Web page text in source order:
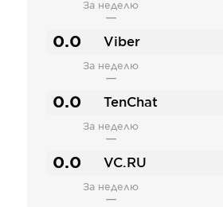
За неделю
—
0.0 Viber
За неделю
—
0.0 TenChat
За неделю
—
0.0 VC.RU
За неделю
—